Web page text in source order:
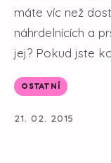
máte víc než
náhrdelnících a
jej? Pokud jste
OSTATNÍ
21. 02. 2015